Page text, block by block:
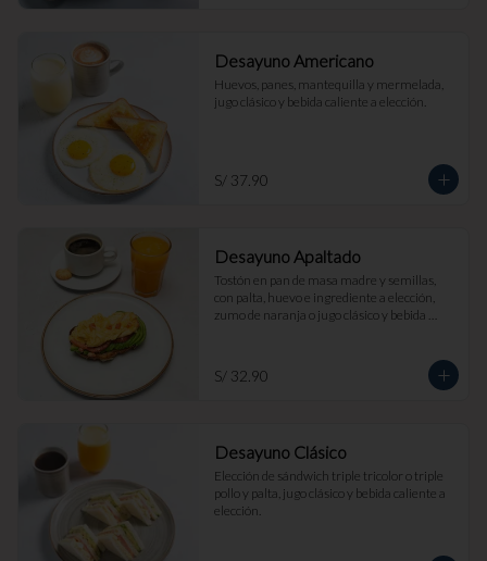
Desayuno Americano
Huevos, panes, mantequilla y mermelada,
jugo clásico y bebida caliente a elección.
S/ 37.90
Desayuno Apaltado
Tostón en pan de masa madre y semillas,
con palta, huevo e ingrediente a elección,
zumo de naranja o jugo clásico y bebida
S/ 32.90
Desayuno Clásico
Elección de sándwich triple tricolor o triple
pollo y palta, jugo clásico y bebida caliente a
elección.